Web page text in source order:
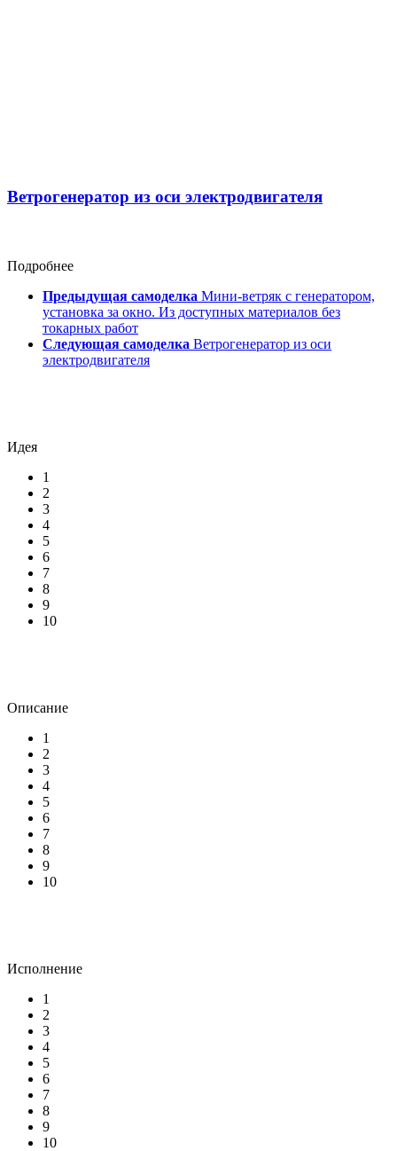
Ветрогенератор из оси электродвигателя
Подробнее
Предыдущая самоделка Мини-ветряк с генератором,
установка за окно. Из доступных материалов без
токарных работ
Следующая самоделка Ветрогенератор из оси
электродвигателя
Идея
1
2
3
4
5
6
7
8
9
10
Описание
1
2
3
4
5
6
7
8
9
10
Исполнение
1
2
3
4
5
6
7
8
9
10